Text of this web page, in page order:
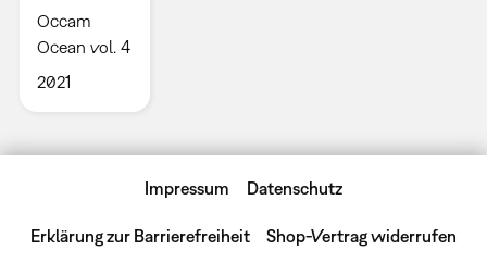
Occam
Ocean vol. 4
2021
Impressum Datenschutz
Erklärung zur Barrierefreiheit Shop-Vertrag widerrufen